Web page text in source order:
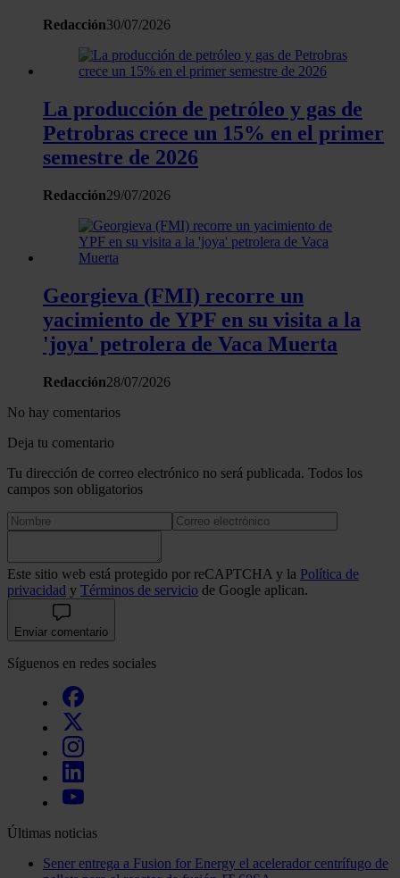
sociales, publicidad y análisis web, quienes pueden
recopilado a partir del uso que haya hecho de sus servicios.
Redacción30/07/2026
La producción de petróleo y gas de
Petrobras crece un 15% en el primer
semestre de 2026
Redacción29/07/2026
Georgieva (FMI) recorre un
yacimiento de YPF en su visita a la
'joya' petrolera de Vaca Muerta
Redacción28/07/2026
No hay comentarios
Deja tu comentario
Tu dirección de correo electrónico no será publicada. Todos los
campos son obligatorios
Este sitio web está protegido por reCAPTCHA y la Política de
privacidad y Términos de servicio de Google aplican.
Enviar comentario
Síguenos en redes sociales
Últimas noticias
Sener entrega a Fusion for Energy el acelerador centrífugo de